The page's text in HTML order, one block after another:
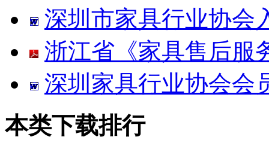
深圳市家具行业协会
浙江省《家具售后服
深圳家具行业协会会
本类下载排行